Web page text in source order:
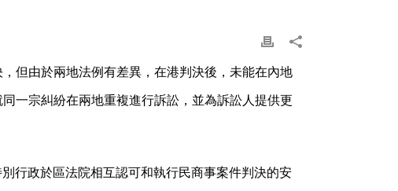
但由於兩地法例有差異，在港判決後，未能在內地
一宗糾紛在兩地重複進行訴訟，並為訴訟人提供更
行政於區法院相互認可和執行民商事案件判決的安